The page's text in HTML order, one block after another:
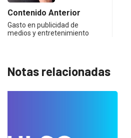
Contenido Anterior
Gasto en publicidad de
medios y entretenimiento
Notas relacionadas